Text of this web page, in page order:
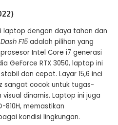
laptop dengan daya tahan dan
F15 adalah pilihan yang
Intel Core i7 generasi
GeForce RTX 3050, laptop ini
dan cepat. Layar 15,6 inci
sangat cocok untuk tugas-
dinamis. Laptop ini juga
810H, memastikan
kondisi lingkungan​​.